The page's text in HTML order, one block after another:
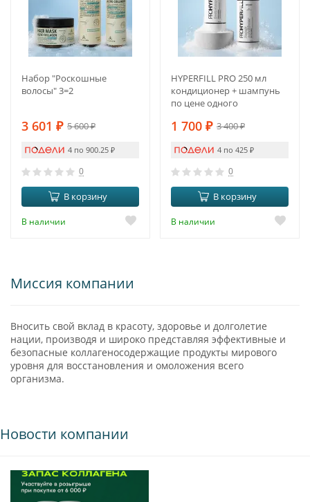
Набор "Роскошные
волосы" 3=2
3 601 ₽ 5 600₽
4 по 900.25 ₽
0
В корзину
В наличии
HYPERFILL PRO 250 мл
кондиционер + шампунь
по цене одного
1 700 ₽ 3 400₽
4 по 425 ₽
0
В корзину
В наличии
Миссия компании
Вносить свой вклад в красоту, здоровье и долголетие
нации, производя и широко представляя эффективные и
безопасные коллагеносодержащие продукты мирового
уровня для восстановления и омоложения всего
организма.
Новости компании